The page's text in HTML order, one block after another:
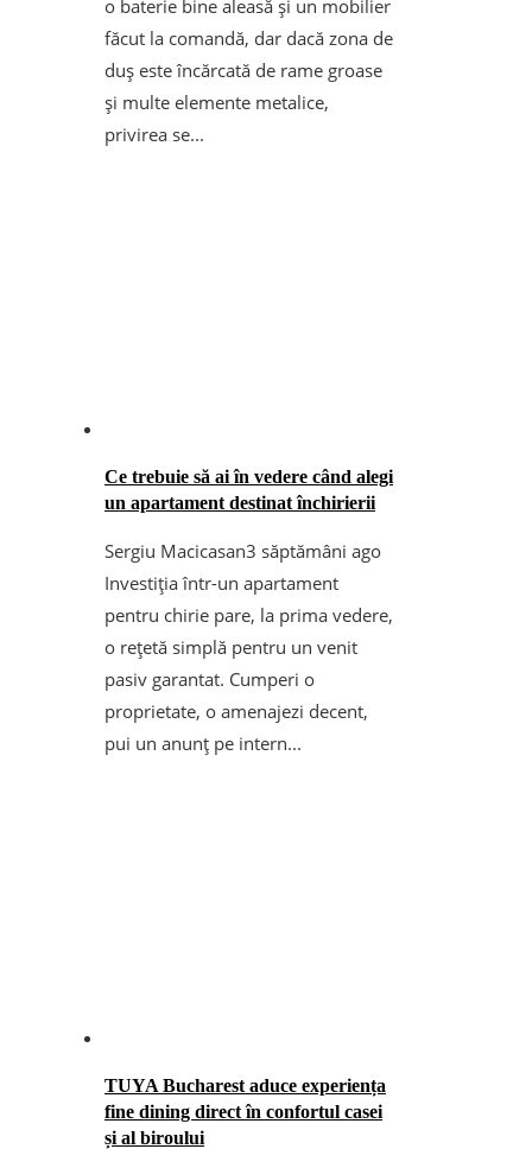
o baterie bine aleasă și un mobilier
făcut la comandă, dar dacă zona de
duș este încărcată de rame groase
și multe elemente metalice,
privirea se...
Ce trebuie să ai în vedere când alegi
un apartament destinat închirierii
Sergiu Macicasan3 săptămâni ago
Investiția într-un apartament
pentru chirie pare, la prima vedere,
o rețetă simplă pentru un venit
pasiv garantat. Cumperi o
proprietate, o amenajezi decent,
pui un anunț pe intern...
TUYA Bucharest aduce experiența
fine dining direct în confortul casei
și al biroului